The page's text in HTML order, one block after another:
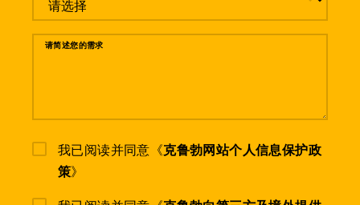
请简述您的需求
我已阅读并同意《克鲁勃网站个人信息保护政
策》